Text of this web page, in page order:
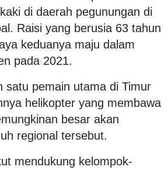
di daerah pegunungan di
Raisi yang berusia 63 tahun
keduanya maju dalam
pada 2021.
satu pemain utama di Timur
helikopter yang membawa
besar akan
regional tersebut.
mendukung kelompok-